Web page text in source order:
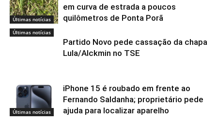
Últimas notícias
em curva de estrada a poucos
quilômetros de Ponta Porã
Últimas notícias
Partido Novo pede cassação da chapa
Lula/Alckmin no TSE
Últimas notícias
iPhone 15 é roubado em frente ao
Fernando Saldanha; proprietário pede
ajuda para localizar aparelho